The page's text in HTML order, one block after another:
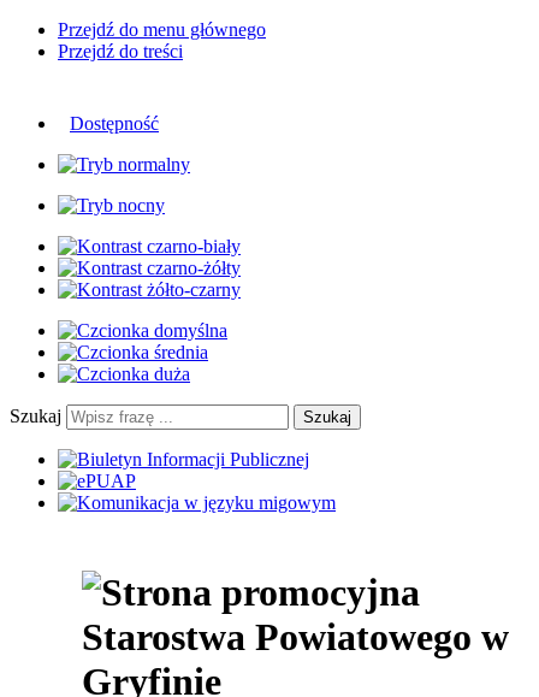
Przejdź do menu głównego
Przejdź do treści
Dostępność
Szukaj Szukaj